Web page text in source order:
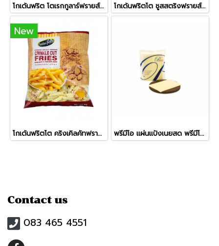
โกเด้นฟริต โตเรกกูลาร์ฟรายส์ 3/8 (เส้นใหญ่ 10 mm) โกเด้นฟริตโต ชูสสตริงฟรายส์ 1/4 (เส้นเล็ก 7 mm)
New
โกเด้นฟริตโต คริงเคิลคัทฟรายส์ (แบบหยัก) พรีมีโอ แผ่นแป้งเนยสด พรีมีโอ 6 x 9 นิ้ว(155ก.) (10 แผ่น)
Contact us
083 465 4551